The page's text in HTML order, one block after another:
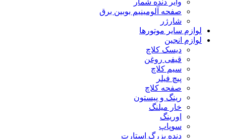
وایر دنده شمار
صفحه آلومینیم بوبین برق
شارژر
لوازم سایر موتورها
لوازم انجین
دیسک کلاچ
قیفی روغن
سیم کلاچ
پیچ فیلر
صفحه کلاچ
رینگ و پیستون
خار میلنگ
اورینگ
سوپاپ
دنده بزرگ استارت